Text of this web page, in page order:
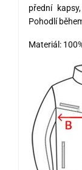
přední
Pohodlí
Materiál: